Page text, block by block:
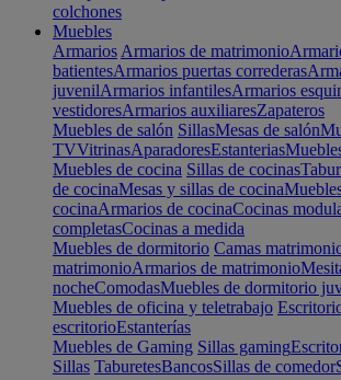
colchones
Muebles
Armarios Armarios de matrimonio
batientesArmarios puertas correderas
juvenilArmarios infantilesArmarios
vestidoresArmarios auxiliaresZapateros
Muebles de salón SillasMesas de salón
TVVitrinasAparadoresEstanterias
Muebles de cocina Sillas de cocinas
de cocinaMesas y sillas de cocina
cocinaArmarios de cocinaCocinas
completasCocinas a medida
Muebles de dormitorio Camas
matrimonioArmarios de matrimonio
nocheComodasMuebles de dormitorio
Muebles de oficina y teletrabajo
escritorioEstanterías
Muebles de Gaming Sillas gaming
Sillas TaburetesBancosSillas de comedor